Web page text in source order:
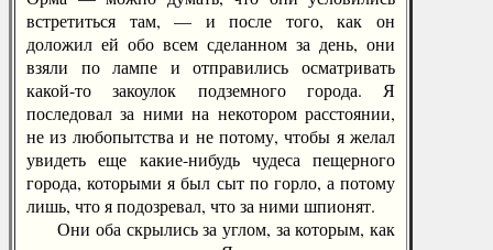
встретиться там, — и после того, как он
доложил ей обо всем сделанном за день, они
взяли по лампе и отправились осматривать
какой-то закоулок подземного города. Я
последовал за ними на некотором расстоянии,
не из любопытства и не потому, чтобы я желал
увидеть еще какие-нибудь чудеса пещерного
города, которыми я был сыт по горло, а потому
лишь, что я подозревал, что за ними шпионят.
Они оба скрылись за углом, за которым, как